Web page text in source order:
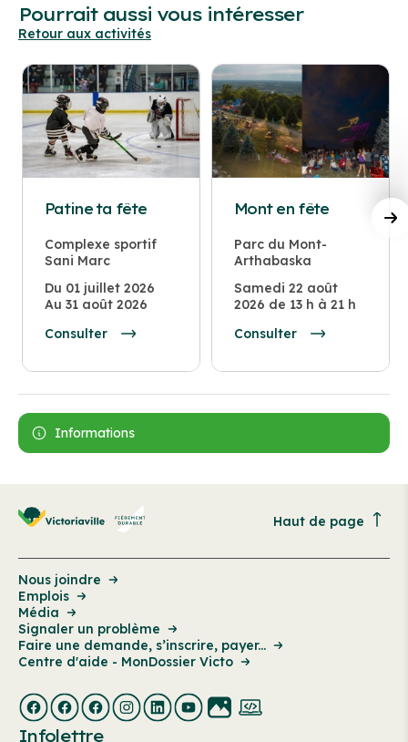
Pourrait aussi vous intéresser
Retour aux activités
Patine ta fête
Complexe sportif
Sani Marc
Du 01 juillet 2026
Au 31 août 2026
Consulter
Mont en fête
Parc du Mont-
Arthabaska
Samedi 22 août
2026 de 13 h à 21 h
Consulter
Informations
Haut de page
Nous joindre
Emplois
Média
Signaler un problème
Faire une demande, s’inscrire, payer...
Centre d'aide - MonDossier Victo
Infolettre